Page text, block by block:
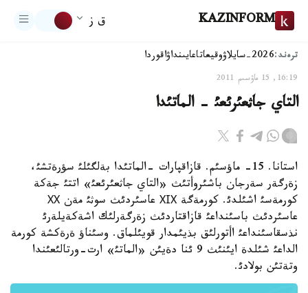
KAZINFORM ق ز
ترەند:2026-سايلاۋ وقيعاتاعايىنداۋاقوردا
16:19, 15 ماۋسىم 2011
التاي جاثعئرئعئ - الماتئدا
استانا. 15- ماؤسئم. قازاقپارات -الماتئدا بةلگئلئ سؤرةتشئ،
زةرگةر سةرجان باشئروأتئث «التاي جاثعئرئعئ» اتتئ جةكة
كورمةسئ اشئلدئ. كورمةگة ХІХ عاسئردئث سوثئ مةن ХХ
عاسئردئث باسئنداعئ قازاقتاردئث زةرگةرلئك اشةكةيلةرئ
نذسقاسئنداعئ اأتورلئق بذيئمدار قويئلماق. وسئناؤ ةرةكشة كورمة
الداعئ شئلدة ايئنئث 9 ئنا دةيئن «الماتئ» ارت-ورتالئعئندا
وتةتئن بولادئ.